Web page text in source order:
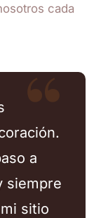
cada
a
siempre
sitio